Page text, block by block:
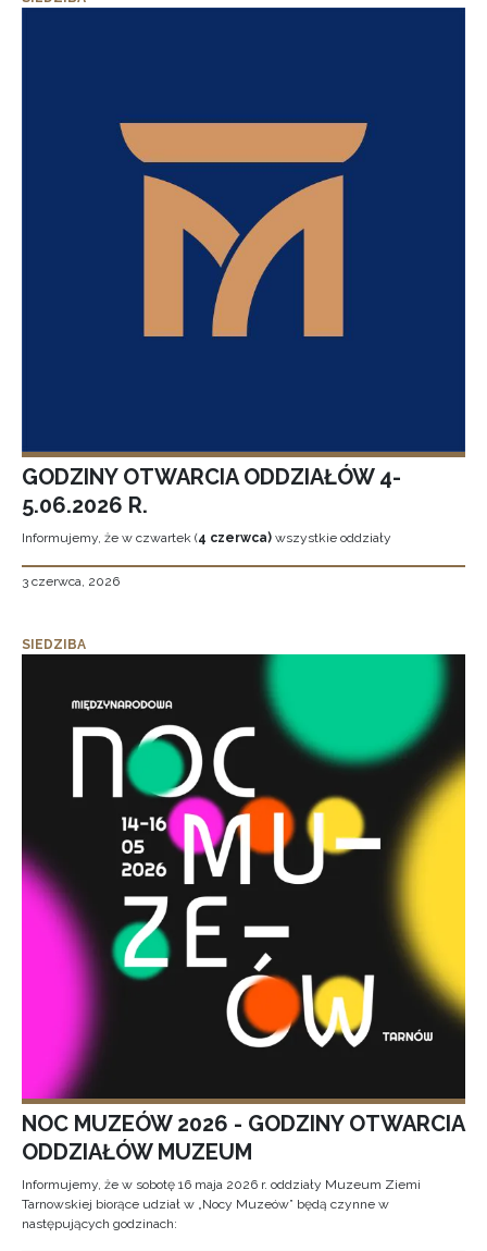
GODZINY OTWARCIA ODDZIAŁÓW 4-
5.06.2026 R.
Informujemy, że w czwartek (4 czerwca) wszystkie oddziały
3 czerwca, 2026
SIEDZIBA
NOC MUZEÓW 2026 - GODZINY OTWARCIA
ODDZIAŁÓW MUZEUM
Informujemy, że w sobotę 16 maja 2026 r. oddziały Muzeum Ziemi
Tarnowskiej biorące udział w „Nocy Muzeów” będą czynne w
następujących godzinach: